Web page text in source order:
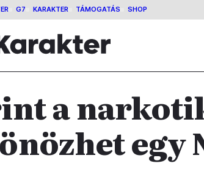
G7 KARAKTER TÁMOGATÁS SHOP
a
egy